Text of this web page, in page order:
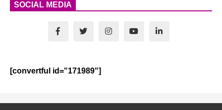
SOCIAL MEDIA
[convertful id="171989"]